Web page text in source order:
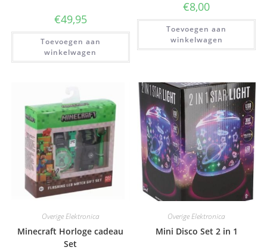
€49,95
Toevoegen aan
winkelwagen
€8,00
Toevoegen aan
winkelwagen
Overige Elektronica
Minecraft Horloge cadeau
Set
Overige Elektronica
Mini Disco Set 2 in 1